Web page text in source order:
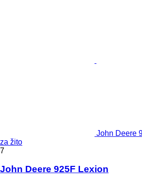
John Deere
za žito
7
John Deere 925F Lexion